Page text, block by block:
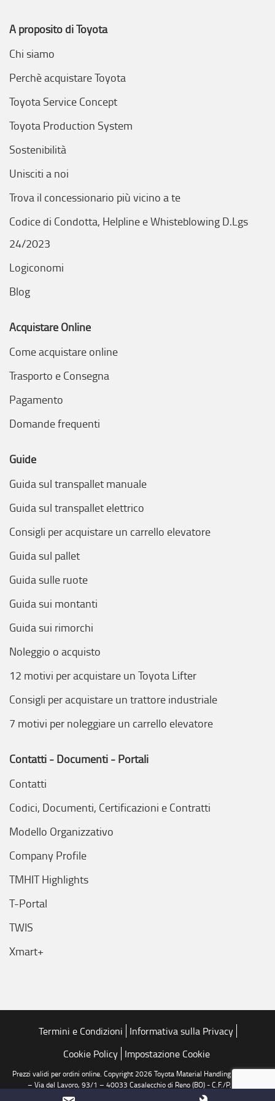
A proposito di Toyota
Chi siamo
Perchè acquistare Toyota
Toyota Service Concept
Toyota Production System
Sostenibilità
Unisciti a noi
Trova il concessionario più vicino a te
Codice di Condotta, Helpline e Whisteblowing D.Lgs
24/2023
Logiconomi
Blog
Acquistare Online
Come acquistare online
Trasporto e Consegna
Pagamento
Domande frequenti
Guide
Guida sul transpallet manuale
Guida sul transpallet elettrico
Consigli per acquistare un carrello elevatore
Guida sul pallet
Guida sulle ruote
Guida sui montanti
Guida sui rimorchi
Noleggio o acquisto
12 motivi per acquistare un Toyota Lifter
Consigli per acquistare un trattore industriale
7 motivi per noleggiare un carrello elevatore
Contatti - Documenti - Portali
Contatti
Codici, Documenti, Certificazioni e Contratti
Modello Organizzativo
Company Profile
TMHIT Highlights
T-Portal
TWIS
Xmart+
Termini e Condizioni Informativa sulla Privacy
Cookie Policy Impostazione Cookie
Prezzi validi per ordini online. Copyright 2026 Toyota Material Handling Italia S.r.l.
– Via del Lavoro, 93/1 – 40033 Casalecchio di Reno (BO) - C.F./P.I./R.I.
04208060378 - R.E.A. 0354258 BO - Numero Verde: 800 688 776